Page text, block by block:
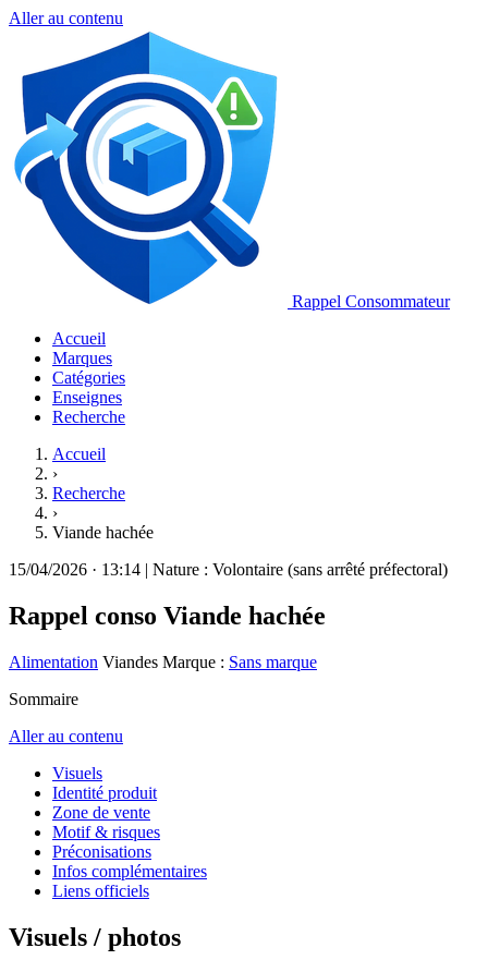
Aller au contenu
Rappel Consommateur
Accueil
Marques
Catégories
Enseignes
Recherche
Accueil
›
Recherche
›
Viande hachée
15/04/2026 · 13:14 | Nature : Volontaire (sans arrêté préfectoral)
Rappel conso Viande hachée
Alimentation Viandes Marque : Sans marque
Sommaire
Aller au contenu
Visuels
Identité produit
Zone de vente
Motif & risques
Préconisations
Infos complémentaires
Liens officiels
Visuels / photos